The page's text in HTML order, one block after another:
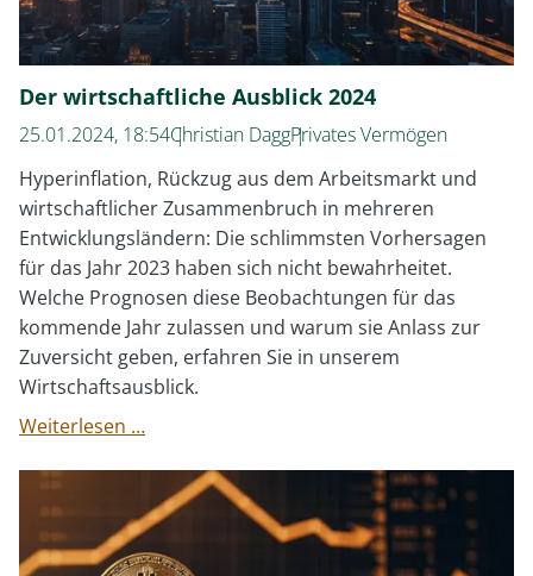
Der wirtschaftliche Ausblick 2024
25.01.2024, 18:54Christian DaggPrivates Vermögen
Hyperinflation, Rückzug aus dem Arbeitsmarkt und
wirtschaftlicher Zusammenbruch in mehreren
Entwicklungsländern: Die schlimmsten Vorhersagen
für das Jahr 2023 haben sich nicht bewahrheitet.
Welche Prognosen diese Beobachtungen für das
kommende Jahr zulassen und warum sie Anlass zur
Zuversicht geben, erfahren Sie in unserem
Wirtschaftsausblick.
Weiterlesen …Der
Ausblick
2024